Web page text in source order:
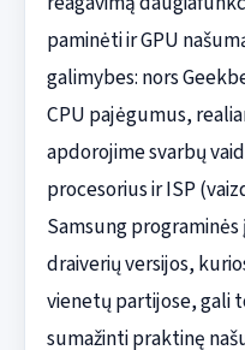
paminėti ir GPU
galimybes: nors
CPU pajėgumus,
apdorojime svarbų
procesorius ir ISP
Samsung
draiverių versijos,
vienetų partijose, gali
sumažinti praktinę